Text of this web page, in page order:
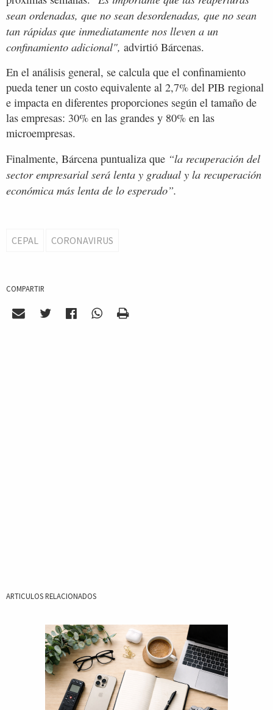
sean ordenadas, que no sean desordenadas, que no sean
tan rápidas que inmediatamente nos lleven a un
confinamiento adicional", advirtió Bárcenas.
En el análisis general, se calcula que el confinamiento
pueda tener un costo equivalente al 2,7% del PIB regional
e impacta en diferentes proporciones según el tamaño de
las empresas: 30% en las grandes y 80% en las
microempresas.
Finalmente, Bárcena puntualiza que “la recuperación del
sector empresarial será lenta y gradual y la recuperación
económica más lenta de lo esperado”.
CEPAL CORONAVIRUS
COMPARTIR
ARTICULOS RELACIONADOS